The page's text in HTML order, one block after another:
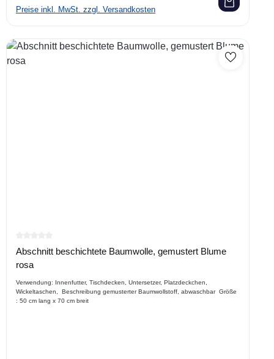
Preise inkl. MwSt. zzgl. Versandkosten
Durchschnittliche Bewertung von 0 von 5 Sternen
Abschnitt beschichtete Baumwolle, gemustert Blume
rosa
Verwendung: Innenfutter, Tischdecken, Untersetzer, Platzdeckchen,
Wickeltaschen, Beschreibung gemusterter Baumwollstoff, abwaschbar Größe
: 50 cm lang x 70 cm breit